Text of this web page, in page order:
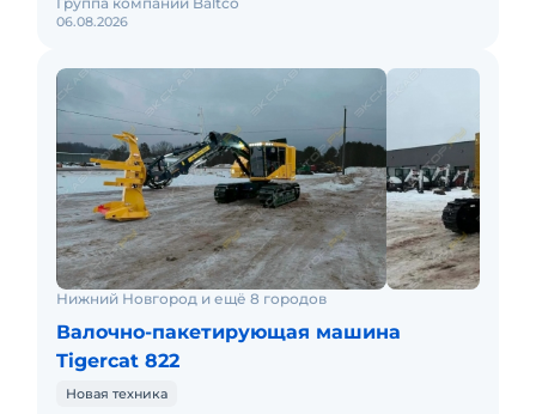
06.08.2026
Нижний Новгород и ещё 8 городов
Валочно-пакетирующая машина
Tigercat 822
Новая техника